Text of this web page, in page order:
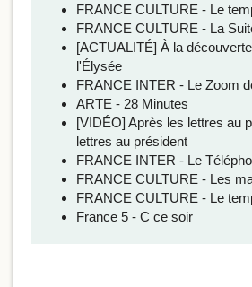
FRANCE CULTURE - Le
FRANCE CULTURE - La
[ACTUALITÉ] À la
l'Élysée
FRANCE INTER - Le Zoom
ARTE - 28 Minutes
[VIDÉO] Après les lettres au
lettres au président
FRANCE INTER - Le
FRANCE CULTURE - Les
FRANCE CULTURE - Le
France 5 - C ce soir